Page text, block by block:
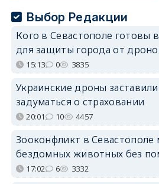
Выбор Редакции
Кого в Севастополе готовы
для защиты города от
15:13 0 3835
Украинские дроны
задуматься о страховании
20:01 10 4457
Зооконфликт в Севастополе
бездомных животных без
17:02 6 3332